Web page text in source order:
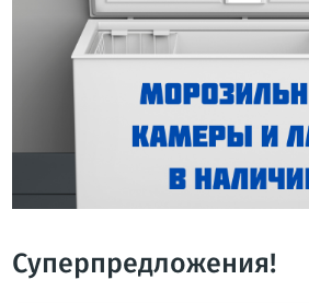
Суперпредложения!